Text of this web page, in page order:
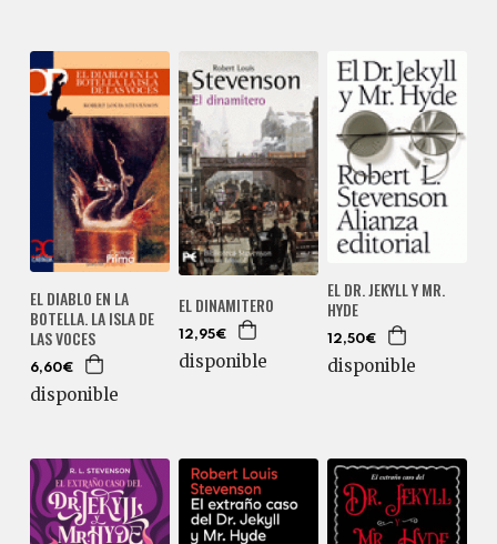
EL DIABLO EN LA
BOTELLA. LA ISLA DE
LAS VOCES
6,60€
disponible
EL DINAMITERO
12,95€
disponible
EL DR. JEKYLL Y MR.
HYDE
12,50€
disponible